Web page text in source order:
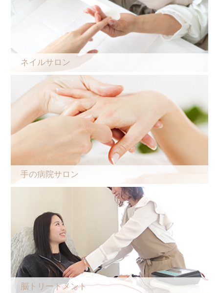
ネイルサロン
手の病院サロン
脳トリートメント